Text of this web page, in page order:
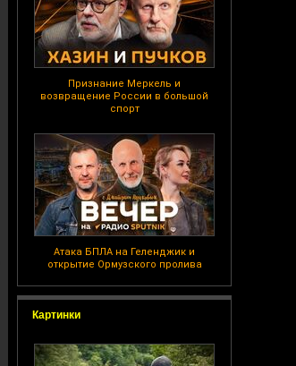
Признание Меркель и
возвращение России в большой
спорт
Атака БПЛА на Геленджик и
открытие Ормузского пролива
Картинки